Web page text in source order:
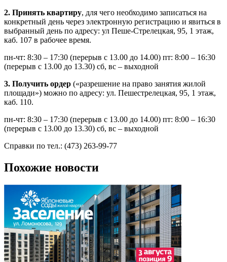
2. Принять квартиру, для чего необходимо записаться на
конкретный день через электронную регистрацию и явиться в
выбранный день по адресу: ул Пеше-Стрелецкая, 95, 1 этаж,
каб. 107 в рабочее время.
пн-чт: 8:30 – 17:30 (перерыв с 13.00 до 14.00) пт: 8:00 – 16:30
(перерыв с 13.00 до 13.30) сб, вс – выходной
3. Получить ордер («разрешение на право занятия жилой
площади») можно по адресу: ул. Пешестрелецкая, 95, 1 этаж,
каб. 110.
пн-чт: 8:30 – 17:30 (перерыв с 13.00 до 14.00) пт: 8:00 – 16:30
(перерыв с 13.00 до 13.30) сб, вс – выходной
Справки по тел.: (473) 263-99-77
Похожие новости